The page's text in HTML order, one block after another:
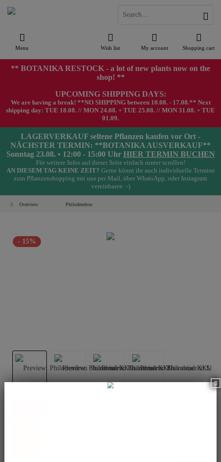
Menu Shopping cart
Wish list My account
** BOTANIKA RESTOCK - a lot of new plants now on the
shop! **
UPCOMING SHIPPING DAYS:
We are having a break! **NO SHIPPING between 10.08. - 17.08.** Next
shipping day: TUE 18.08. // MON 24.08. + TUE 25.08. // MON 31.08. + TUE
01.09.
LAGERVERKAUF seltene Pflanzen kaufen vor Ort -
NÄCHSTER TERMIN: **BOTANIKA AUSVERKAUF**
Sonntag 23.08. • 12:00 - 15:00 Uhr HIER TERMIN BUCHEN
Für weitere Infos auf dieser Seite einfach runter scrollen!
AN DIESEM TAG KEINE ZEIT? Gerne könnt ihr auch individuelle Termine
zum Pflanzenshopping mit uns per Mail, über WhatsApp, oder Instagram
vereinbaren :-)
Overview Philodendron
- 15%